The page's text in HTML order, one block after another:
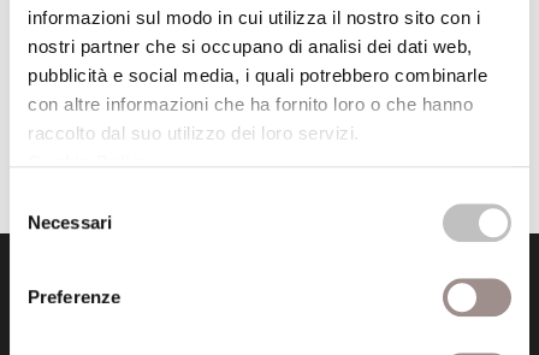
informazioni sul modo in cui utilizza il nostro sito con i
nostri partner che si occupano di analisi dei dati web,
pubblicità e social media, i quali potrebbero combinarle
con altre informazioni che ha fornito loro o che hanno
raccolto dal suo utilizzo dei loro servizi.
delNecessari
Preferenze
Prodotto esaurito
Carrello
Nessun prodotto nel carrello.